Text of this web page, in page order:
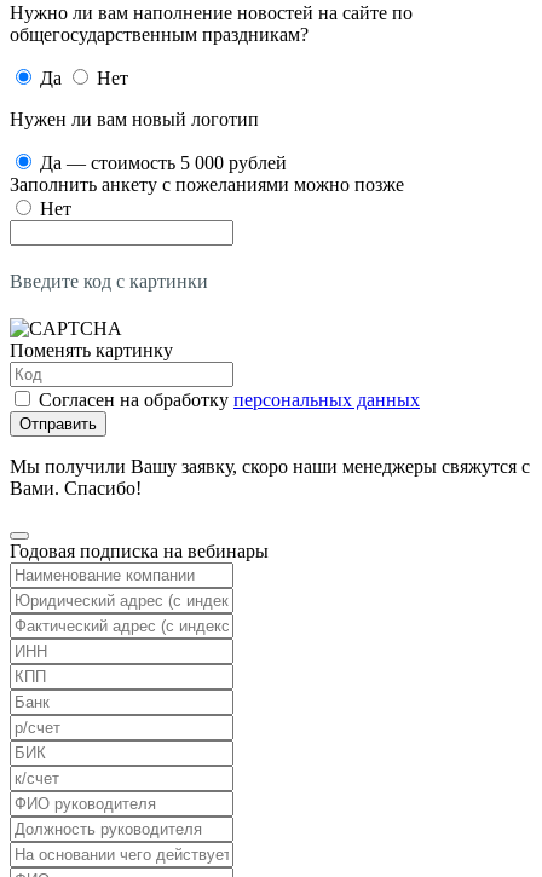
Нужно ли вам наполнение новостей на сайте по
общегосударственным праздникам?
Да
Нет
Нужен ли вам новый логотип
Да — стоимость 5 000 рублей
Заполнить анкету с пожеланиями можно позже
Нет
Введите код с картинки
Поменять картинку
Согласен на обработку персональных данных
Отправить
Мы получили Вашу заявку, скоро наши менеджеры свяжутся с
Вами. Спасибо!
Годовая подписка на вебинары